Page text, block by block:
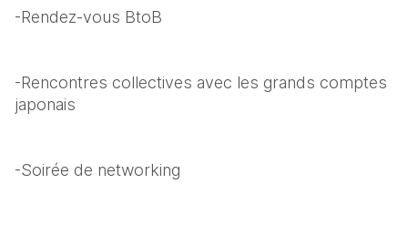
-Rendez-vous BtoB
-Rencontres collectives avec les grands comptes
japonais
-Soirée de networking